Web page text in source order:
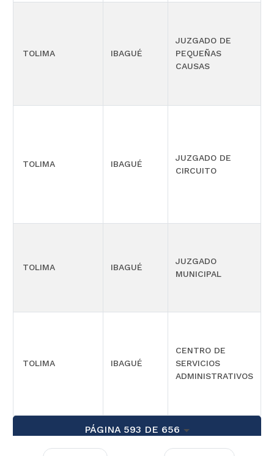
TOLIMA IBAGUÉ
JUZGADO DE
PEQUEÑAS
CAUSAS
TOLIMA IBAGUÉ
JUZGADO DE
CIRCUITO
TOLIMA IBAGUÉ
JUZGADO
MUNICIPAL
TOLIMA IBAGUÉ
CENTRO DE
SERVICIOS
ADMINISTRATIVOS
PÁGINA 593 DE 656